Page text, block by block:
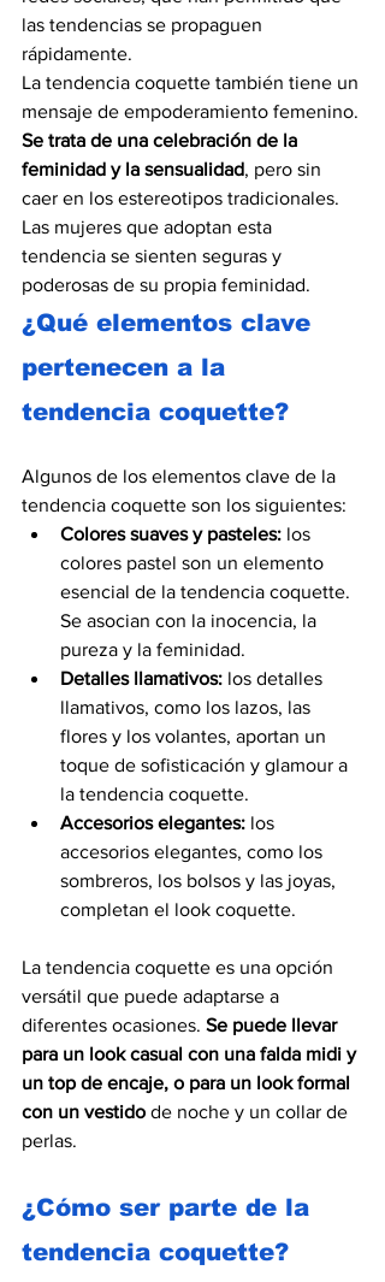
las tendencias se propaguen
rápidamente.
La tendencia coquette también tiene un
mensaje de empoderamiento femenino.
Se trata de una celebración de la
feminidad y la sensualidad, pero sin
caer en los estereotipos tradicionales.
Las mujeres que adoptan esta
tendencia se sienten seguras y
poderosas de su propia feminidad.
¿Qué elementos clave
pertenecen a la
tendencia coquette?
Algunos de los elementos clave de la
tendencia coquette son los siguientes:
Colores suaves y pasteles: los
colores pastel son un elemento
esencial de la tendencia coquette.
Se asocian con la inocencia, la
pureza y la feminidad.
Detalles llamativos: los detalles
llamativos, como los lazos, las
flores y los volantes, aportan un
toque de sofisticación y glamour a
la tendencia coquette.
Accesorios elegantes: los
accesorios elegantes, como los
sombreros, los bolsos y las joyas,
completan el look coquette.
La tendencia coquette es una opción
versátil que puede adaptarse a
diferentes ocasiones. Se puede llevar
para un look casual con una falda midi y
un top de encaje, o para un look formal
con un vestido de noche y un collar de
perlas.
¿Cómo ser parte de la
tendencia coquette?